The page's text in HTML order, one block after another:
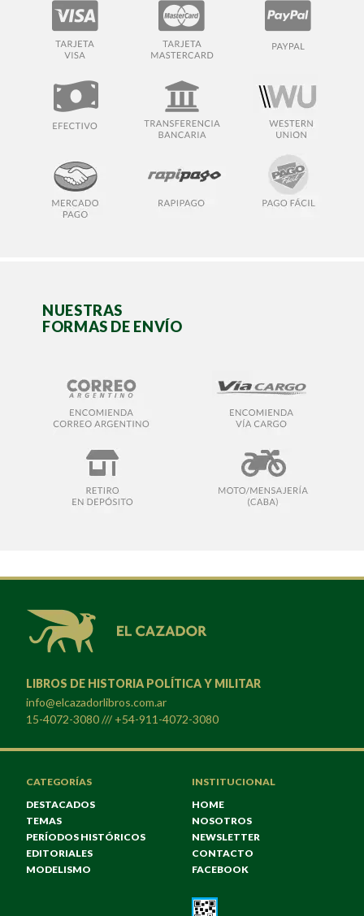
NUESTRAS
FORMAS DE ENVÍO
LIBROS DE HISTORIA POLÍTICA Y MILITAR
info@elcazadorlibros.com.ar
15-4072-3080 /// +54-911-4072-3080
CATEGORÍAS
DESTACADOS
TEMAS
PERÍODOS HISTÓRICOS
EDITORIALES
MODELISMO
INSTITUCIONAL
HOME
NOSOTROS
NEWSLETTER
CONTACTO
FACEBOOK